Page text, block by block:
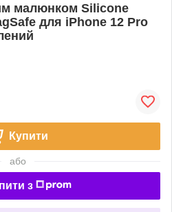
малюнком Silicone
для iPhone 12 Pro
Купити
або
з